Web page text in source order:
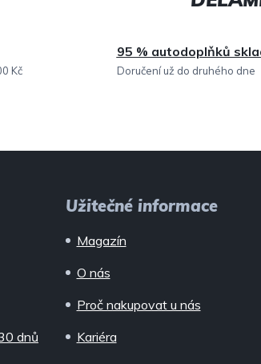
Kč
95 % autodoplňků
Doručení už do druhého dne
dnů
Užitečné informace
Magazín
O nás
Proč nakupovat u nás
Kariéra